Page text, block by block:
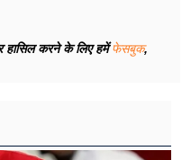
करने के लिए हमेंफेसबुक,